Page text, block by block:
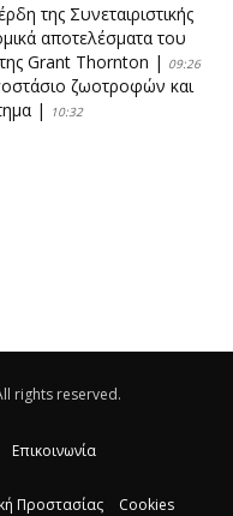
της Συνεταιριστικής
αποτελέσματα του
Grant Thornton | 09:26
ζωοτροφών και
| 10:32
rights reserved.
Επικοινωνία
Προστασίας Cookies